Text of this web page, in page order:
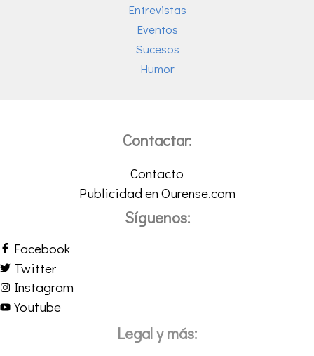
Entrevistas
Eventos
Sucesos
Humor
Contactar:
Contacto
Publicidad en Ourense.com
Síguenos:
Facebook
Twitter
Instagram
Youtube
Legal y más: